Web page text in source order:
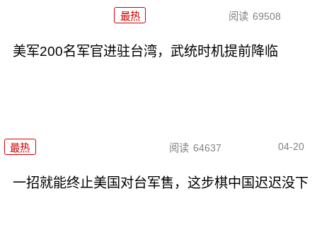
最热 阅读 69508
美军200名军官进驻台湾，武统时机提前降临
最热 阅读 64637 04-20
一招就能终止美国对台军售，这步棋中国迟迟没下